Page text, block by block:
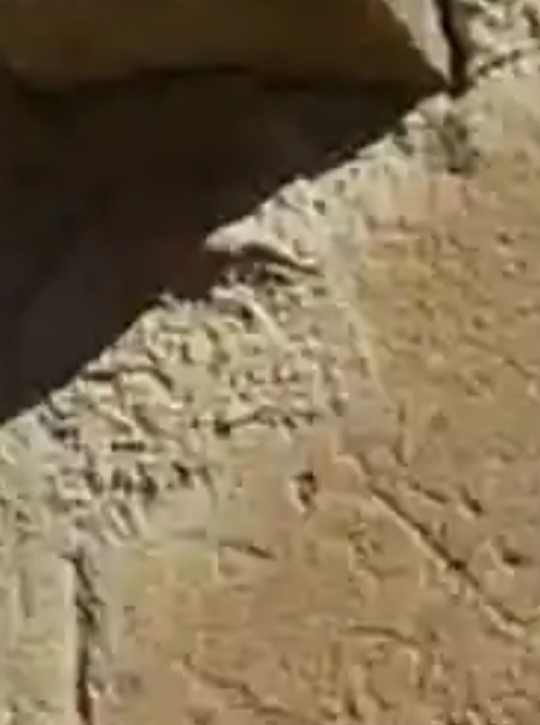
Decreto de Convocatoria
25 de junio de 2026
(4)
Tablón de Bandos 2019(2)
Tablón de Bandos 2020(2)
Tablón de Bandos 2021(6)
Tablón de Bandos 2022(6)
Tablón de Bandos 2023(15)
Tablón de Bandos 2024(8)
Tablón de Bandos 2025(19)
Tablón de Bandos 2026 (9)
Pueblos Amigos
Casa de Uceda
Fuentelahiguera de Albatages
Valdenuño Fernández
Villaseca de Uceda
Viñuelas